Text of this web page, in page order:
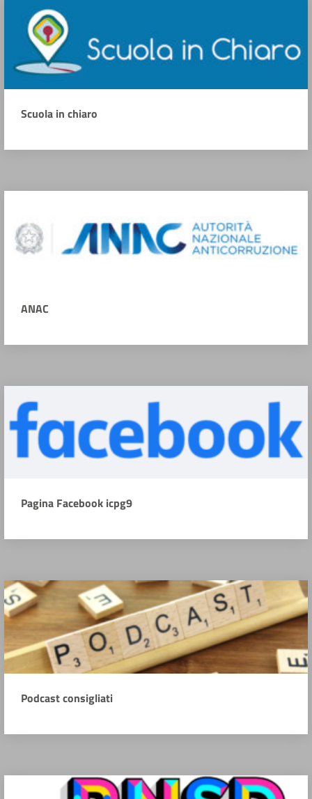
Scuola in chiaro
ANAC
Pagina Facebook icpg9
Podcast consigliati